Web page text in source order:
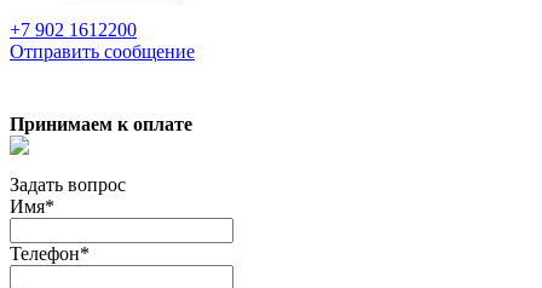
+7 902 1612200
Отправить сообщение
Принимаем к оплате
Задать вопрос
Имя*
Телефон*